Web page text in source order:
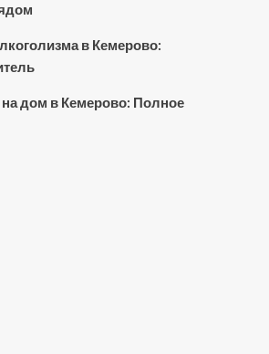
в Кемерово:
дом в Кемерово: Полное